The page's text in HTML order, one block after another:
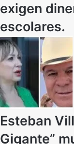
exigen
escolares.
Esteban
Gigante”